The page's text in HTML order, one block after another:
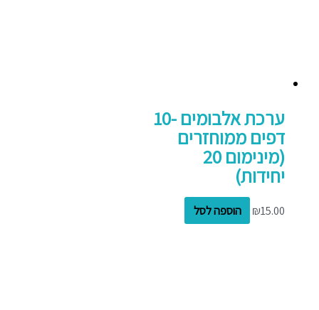
ערכת אלבומים -10
דפים ממוחזרים
(מינימום 20
יחידות)
₪15.00 הוספה לסל